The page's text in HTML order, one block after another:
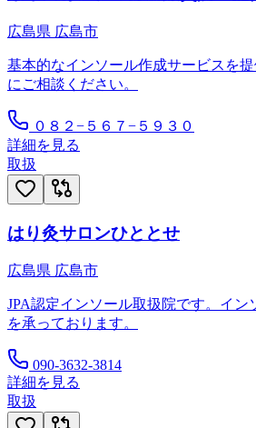
広島県 広島市
基本的なインソール作成サービスを
にご相談ください。
０８２−５６７−５９３０
詳細を見る
取扱
はり灸サロンひととせ
広島県 広島市
JPA認定インソール取扱院です。イン
を承っております。
090-3632-3814
詳細を見る
取扱